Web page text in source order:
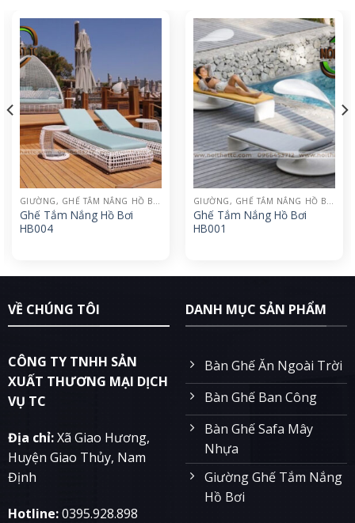
GIƯỜNG, GHẾ TẮM NẮNG HỒ BƠI
Ghế Tắm Nắng Hồ Bơi
HB004
GIƯỜNG, GHẾ TẮM NẮNG HỒ BƠI
Ghế Tắm Nắng Hồ Bơi
HB001
VỀ CHÚNG TÔI
CÔNG TY TNHH SẢN
XUẤT THƯƠNG MẠI DỊCH
VỤ TC
Địa chỉ:Xã Giao Hương,
Huyện Giao Thủy, Nam
Định
Hotline:0395.928.898
DANH MỤC SẢN PHẨM
Bàn Ghế Ăn Ngoài Trời
Bàn Ghế Ban Công
Bàn Ghế Safa Mây
Nhựa
Giường Ghế Tắm Nắng
Hồ Bơi